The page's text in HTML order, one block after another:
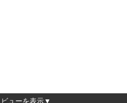
ビューを表示▼